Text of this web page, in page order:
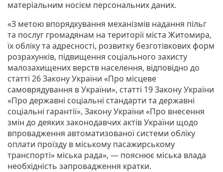
матеріальним носієм персональних даних.
«З метою впорядкування механізмів надання пільг
та послуг громадянам на території міста Житомира,
їх обліку та адресності, розвитку безготівкових форм
розрахунків, підвищення соціального захисту
малозахищених верств населення, відповідно до
статті 26 Закону України «Про місцеве
самоврядування в України», статті 19 Закону України
«Про державні соціальні стандарти та державні
соціальні гарантії», Закону України «Про внесення
змін до деяких законодавчих актів України щодо
впровадження автоматизованої системи обліку
оплати проїзду в міському пасажирському
транспорті» міська рада», — пояснює міська влада
необхідність запровадження кратки.